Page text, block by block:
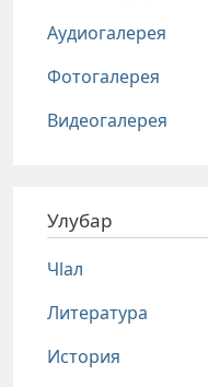
Аудиогалерея
Фотогалерея
Видеогалерея
Улубар
Чlал
Литература
История